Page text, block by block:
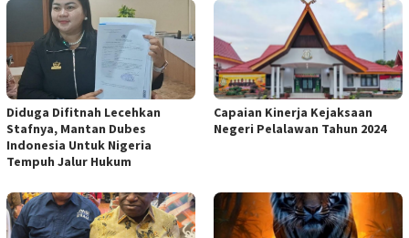
Diduga Difitnah Lecehkan
Stafnya, Mantan Dubes
Indonesia Untuk Nigeria
Tempuh Jalur Hukum
Capaian Kinerja Kejaksaan
Negeri Pelalawan Tahun 2024